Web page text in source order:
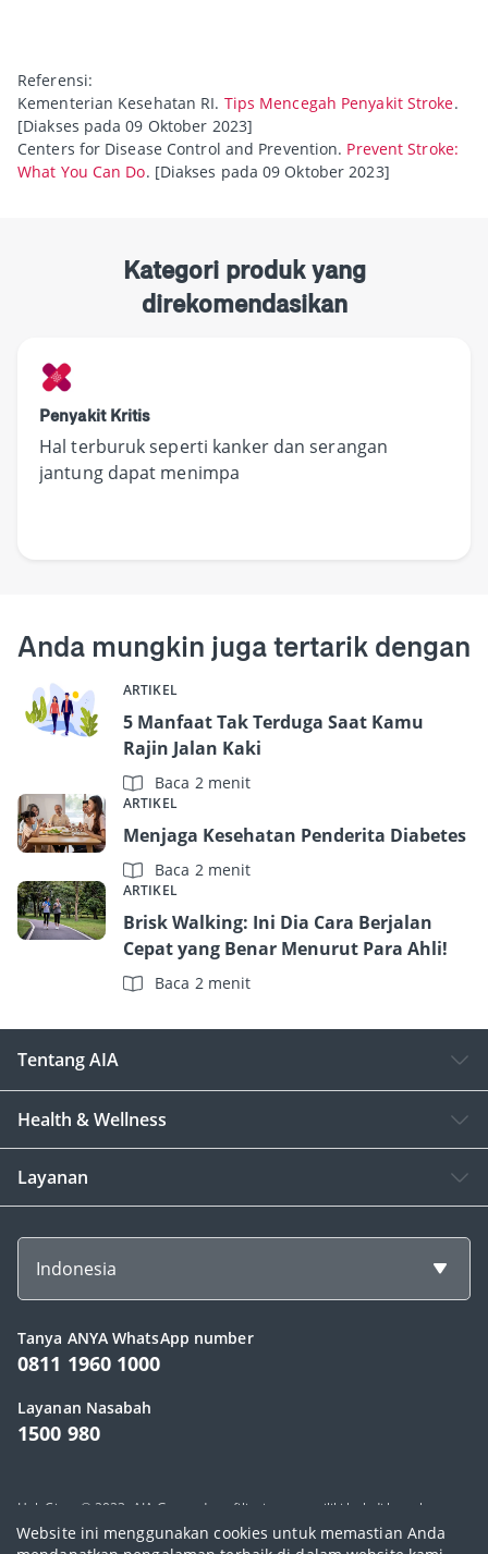
Referensi:
Kementerian Kesehatan RI. Tips Mencegah Penyakit Stroke.
[Diakses pada 09 Oktober 2023]
Centers for Disease Control and Prevention. Prevent Stroke:
What You Can Do. [Diakses pada 09 Oktober 2023]
Kategori produk yang
direkomendasikan
Penyakit Kritis
Hal terburuk seperti kanker dan serangan
jantung dapat menimpa
Anda mungkin juga tertarik dengan
ARTIKEL
5 Manfaat Tak Terduga Saat Kamu
Rajin Jalan Kaki
Baca 2 menit
ARTIKEL
Menjaga Kesehatan Penderita Diabetes
Baca 2 menit
ARTIKEL
Brisk Walking: Ini Dia Cara Berjalan
Cepat yang Benar Menurut Para Ahli!
Baca 2 menit
Website ini menggunakan cookies untuk memastian Anda
Tentang AIA
Health & Wellness
Layanan
Indonesia
Tanya ANYA WhatsApp number
0811 1960 1000
Layanan Nasabah
1500 980
Hak Cipta © 2023, AIA Group dan afiliasinya memiliki hak di bawah
hukum yang berlaku. PT AIA FINANCIAL berizin dan diawasi oleh Otoritas